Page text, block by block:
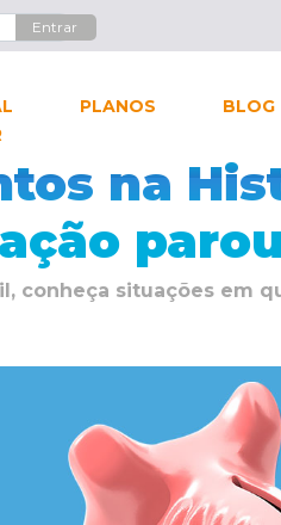
PLANOS BLOG
na
conheça situações em